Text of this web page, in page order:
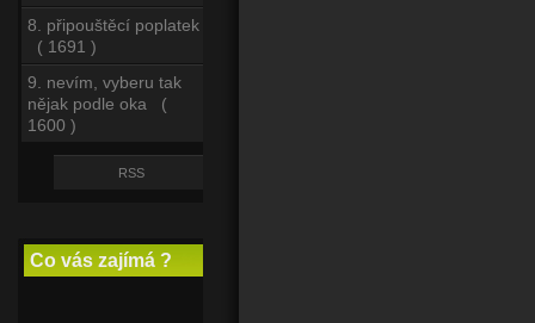
8. připouštěcí poplatek
( 1691 )
9. nevím, vyberu tak
nějak podle oka (
1600 )
RSS
Co vás zajímá ?